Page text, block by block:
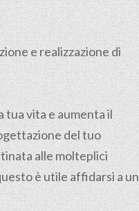
e realizzazione di
tua vita e aumenta il
del tuo
alle molteplici
è utile affidarsi a un